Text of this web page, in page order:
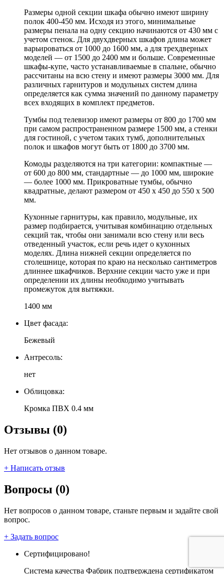
Размеры одной секции шкафа обычно имеют ширину
полок 400-450 мм. Исходя из этого, минимальные
размеры пенала на одну секцию начинаются от 430 мм с
учетом стенок. Для двухдверных шкафов длина может
варьироваться от 1000 до 1600 мм, а для трехдверных
моделей — от 1500 до 2400 мм и больше. Современные
шкафы-купе, часто устанавливаемые в спальне, обычно
рассчитаны на всю стену и имеют размеры 3000 мм. Для
различных гарнитуров и модульных систем длина
определяется как сумма значений по данному параметру
всех входящих в комплект предметов.
Тумбы под телевизор имеют размеры от 800 до 1700 мм
при самом распространенном размере 1500 мм, а стенки
для гостиной, с учетом таких тумб, дополнительных
полок и шкафов могут быть от 1800 до 3700 мм.
Комоды разделяются на три категории: компактные —
от 600 до 800 мм, стандартные — до 1000 мм, широкие
— более 1000 мм. Прикроватные тумбы, обычно
квадратные, делают размером от 450 х 450 до 550 х 500
мм.
Кухонные гарнитуры, как правило, модульные, их
размер подбирается, учитывая комбинацию отдельных
секций так, чтобы они занимали всю стену или весь
отведенный участок, если речь идет о кухонных
моделях. Длина нижней секции определяется по
столешнице, которая по краю на несколько сантиметров
длиннее шкафчиков. Верхние секции часто уже и при
определении их длины необходимо учитывать
промежуток для вытяжки.
1400 мм
Цвет фасада:
Бежевый
Антресоль:
нет
Облицовка:
Кромка ПВХ 0.4 мм
Отзывы (0)
Нет отзывов о данном товаре.
+ Написать отзыв
Вопросы (0)
Нет вопросов о данном товаре, станьте первым и задайте свой
вопрос.
+ Задать вопрос
Сертифицировано!
Система качества Фабрик подтверждена сертификатом